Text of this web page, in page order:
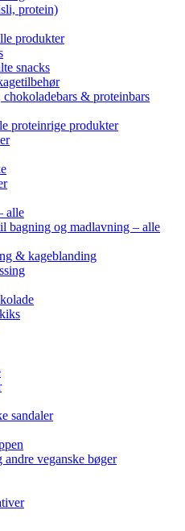
protein)
produkter
snacks
chokoladebars & proteinbars
proteinrige produkter
alle
bagning og madlavning – alle
& kageblanding
sandaler
veganske bøger